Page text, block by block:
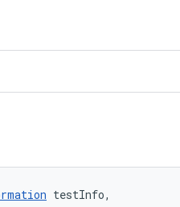
testInfo,